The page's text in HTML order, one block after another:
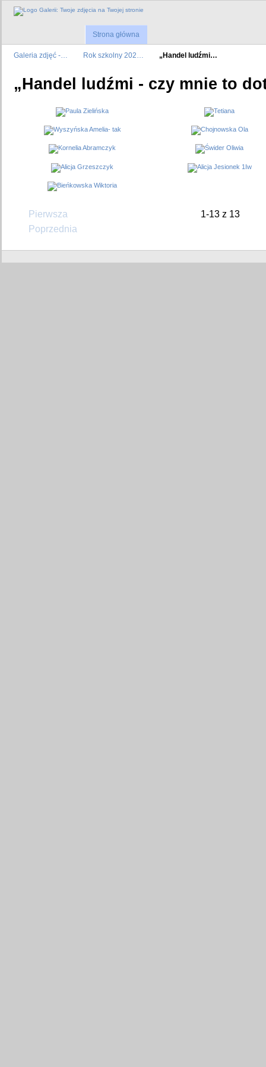
Strona główna
Galeria zdjęć -… Rok szkolny 202… „Handel ludźmi…
„Handel ludźmi - czy mnie to
Pierwsza
Poprzednia
1-13 z 13